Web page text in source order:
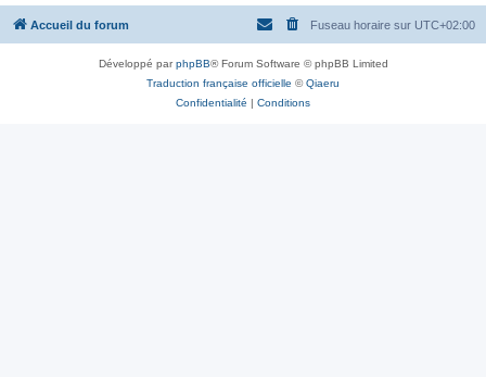
Accueil du forum Fuseau horaire sur UTC+02:00
Développé parphpBB® Forum Software © phpBB Limited
Traduction française officielle ©Qiaeru
Confidentialité | Conditions